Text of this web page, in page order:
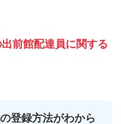
前館配達員に関する
登録方法がわから